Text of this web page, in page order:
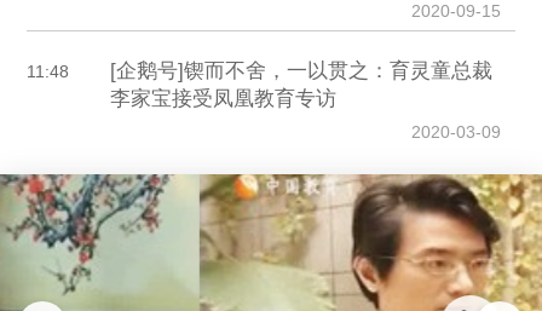
2020-09-15
11:48
[企鹅号]锲而不舍，一以贯之：育灵童总裁
李家宝接受凤凰教育专访
2020-03-09